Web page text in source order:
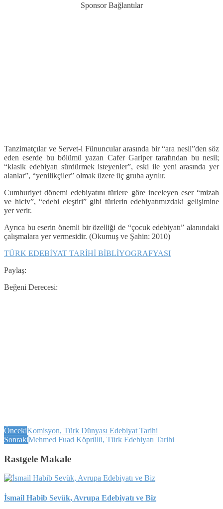
Sponsor Bağlantılar
Tanzimatçılar ve Servet-i Fünuncular arasında bir “ara nesil”den söz
eden eserde bu bölümü yazan Cafer Gariper tarafından bu nesil;
“klasik edebiyatı sürdürmek isteyenler”, eski ile yeni arasında yer
alanlar”, “yenilikçiler” olmak üzere üç gruba ayrılır.
Cumhuriyet dönemi edebiyatını türlere göre inceleyen eser “mizah
ve hiciv”, “edebi eleştiri” gibi türlerin edebiyatımızdaki gelişimine
yer verir.
Ayrıca bu eserin önemli bir özelliği de “çocuk edebiyatı” alanındaki
çalışmalara yer vermesidir. (Okumuş ve Şahin: 2010)
TÜRK EDEBİYAT TARİHİ BİBLİYOGRAFYASI
Paylaş:
Beğeni Derecesi:
ÖncekiKomisyon, Türk Dünyası Edebiyat Tarihi
SonrakiMehmed Fuad Köprülü, Türk Edebiyatı Tarihi
Rastgele Makale
İsmail Habib Sevük, Avrupa Edebiyatı ve Biz